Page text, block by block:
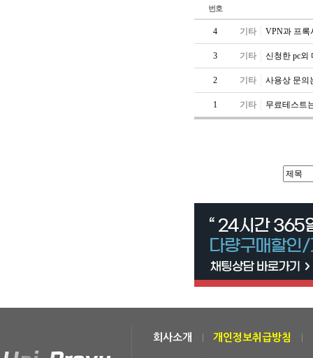
번호
4 기타 VPN과 프
3 기타 신청한 pc외
2 기타 사용상 문의
1 기타 무료테스트
회사소개 개인정보취급방침